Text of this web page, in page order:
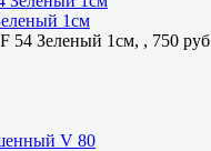
1см
54 Зеленый 1см, , 750